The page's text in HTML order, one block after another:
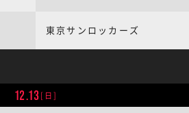
東京サンロッカーズ
12.13[日]